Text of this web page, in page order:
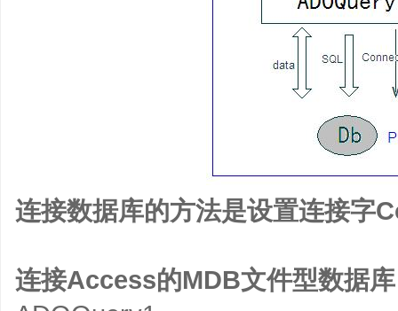
连接数据库的方法是设置连接
连接Access的MDB文件型数据